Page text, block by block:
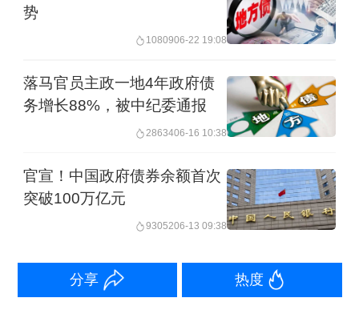
政府债券，置换10万亿元存量隐性债
务。另外地方靠自身努力筹集财力在五
年间化解2.3万亿元存量隐性债务。而剩
余的2万亿元棚户区改造隐性债务，中央
允许其在2029年及以后年度按原合同逐
这意味着地方需要在2028年底之前完成
中10万亿元靠“借新还旧”解决，地方真正
依靠自身努力化解隐性债务只有2.3万亿
势
1080906-22 19:08
落马官员主政一地4年政府债
务增长88%，被中纪委通报
2863406-16 10:38
官宣！中国政府债券余额首次
突破100万亿元
9305206-13 09:38
分享 热度